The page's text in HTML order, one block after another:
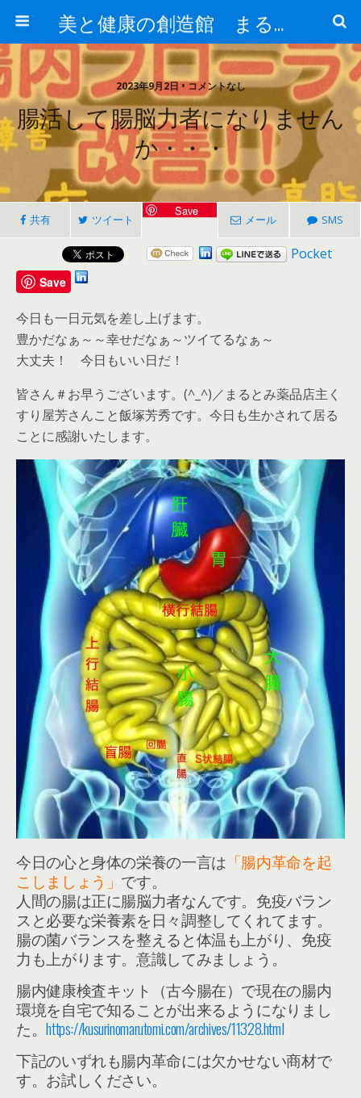
美と健康の創造館 まるとみ薬品 ぐんまの薬屋 芳さんのブログ
2023年9月2日 • コメントなし
腸活して腸脳力者になりません
か・・・
共有 ツイート
Save
メール SMS
Pocket
Save
今日も一日元気を差し上げます。
豊かだなぁ～～幸せだなぁ～ツイてるなぁ～
大丈夫！ 今日もいい日だ！
皆さん＃お早うございます。(^_^)／まるとみ薬品店主く
すり屋芳さんこと飯塚芳秀です。今日も生かされて居る
ことに感謝いたします。
今日の心と身体の栄養の一言は 「腸内革命を起
こしましょう」 です。
人間の腸は正に腸脳力者なんです。免疫バラン
スと必要な栄養素を日々調整してくれてます。
腸の菌バランスを整えると体温も上がり、免疫
力も上がります。意識してみましょう。
腸内健康検査キット（古今腸在）で現在の腸内
環境を自宅で知ることが出来るようになりまし
た。https://kusurinomarutomi.com/archives/11328.html
下記のいずれも腸内革命には欠かせない商材で
す。お試しください。